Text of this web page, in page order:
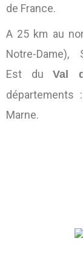
de France.
A 25 km au
Notre-
Est duVal
départements
Marne.